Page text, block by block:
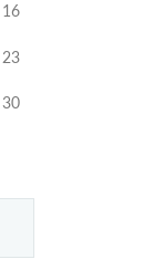
16
23
30